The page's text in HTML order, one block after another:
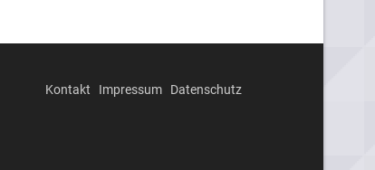
Kontakt Impressum Datenschutz